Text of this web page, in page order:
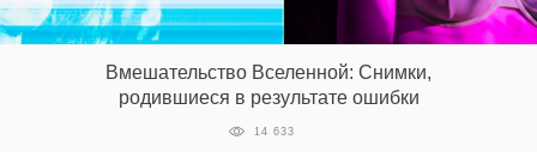
Вмешательство Вселенной: Снимки,
родившиеся в результате ошибки
14 633